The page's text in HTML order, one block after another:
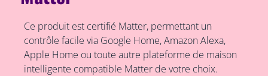
Ce produit est certifié Matter, permettant un
contrôle facile via Google Home, Amazon Alexa,
Apple Home ou toute autre plateforme de maison
intelligente compatible Matter de votre choix.